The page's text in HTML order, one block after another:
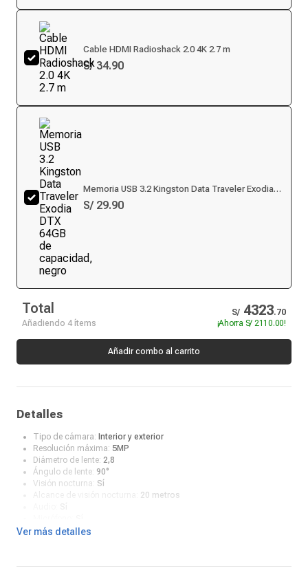
Cable HDMI Radioshack 2.0 4K 2.7 m
S/ 34.90
Memoria USB 3.2 Kingston Data Traveler Exodia
DTX 64GB de capacidad, negro
S/ 29.90
Total S/ 4323.70
Añadiendo 4 ítems
¡Ahorra S/ 2110.00!
Añadir combo al carrito
Detalles
Tipo de cámara: Interior y exterior
Resolución máxima: 5MP
Diámetro de lente: 2,8
Ángulo de lente: 90°
Visión nocturna: Sí
20 metros
App: Hik Connect
Resolución de kit:5MP
Ver más detalles